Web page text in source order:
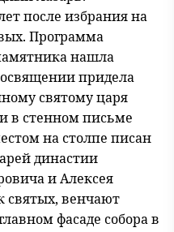
после избрания на
Программа
нашла
придела
святому царя
в стенном письме
на столпе писан
династии
и Алексея
святых, венчают
фасаде собора в